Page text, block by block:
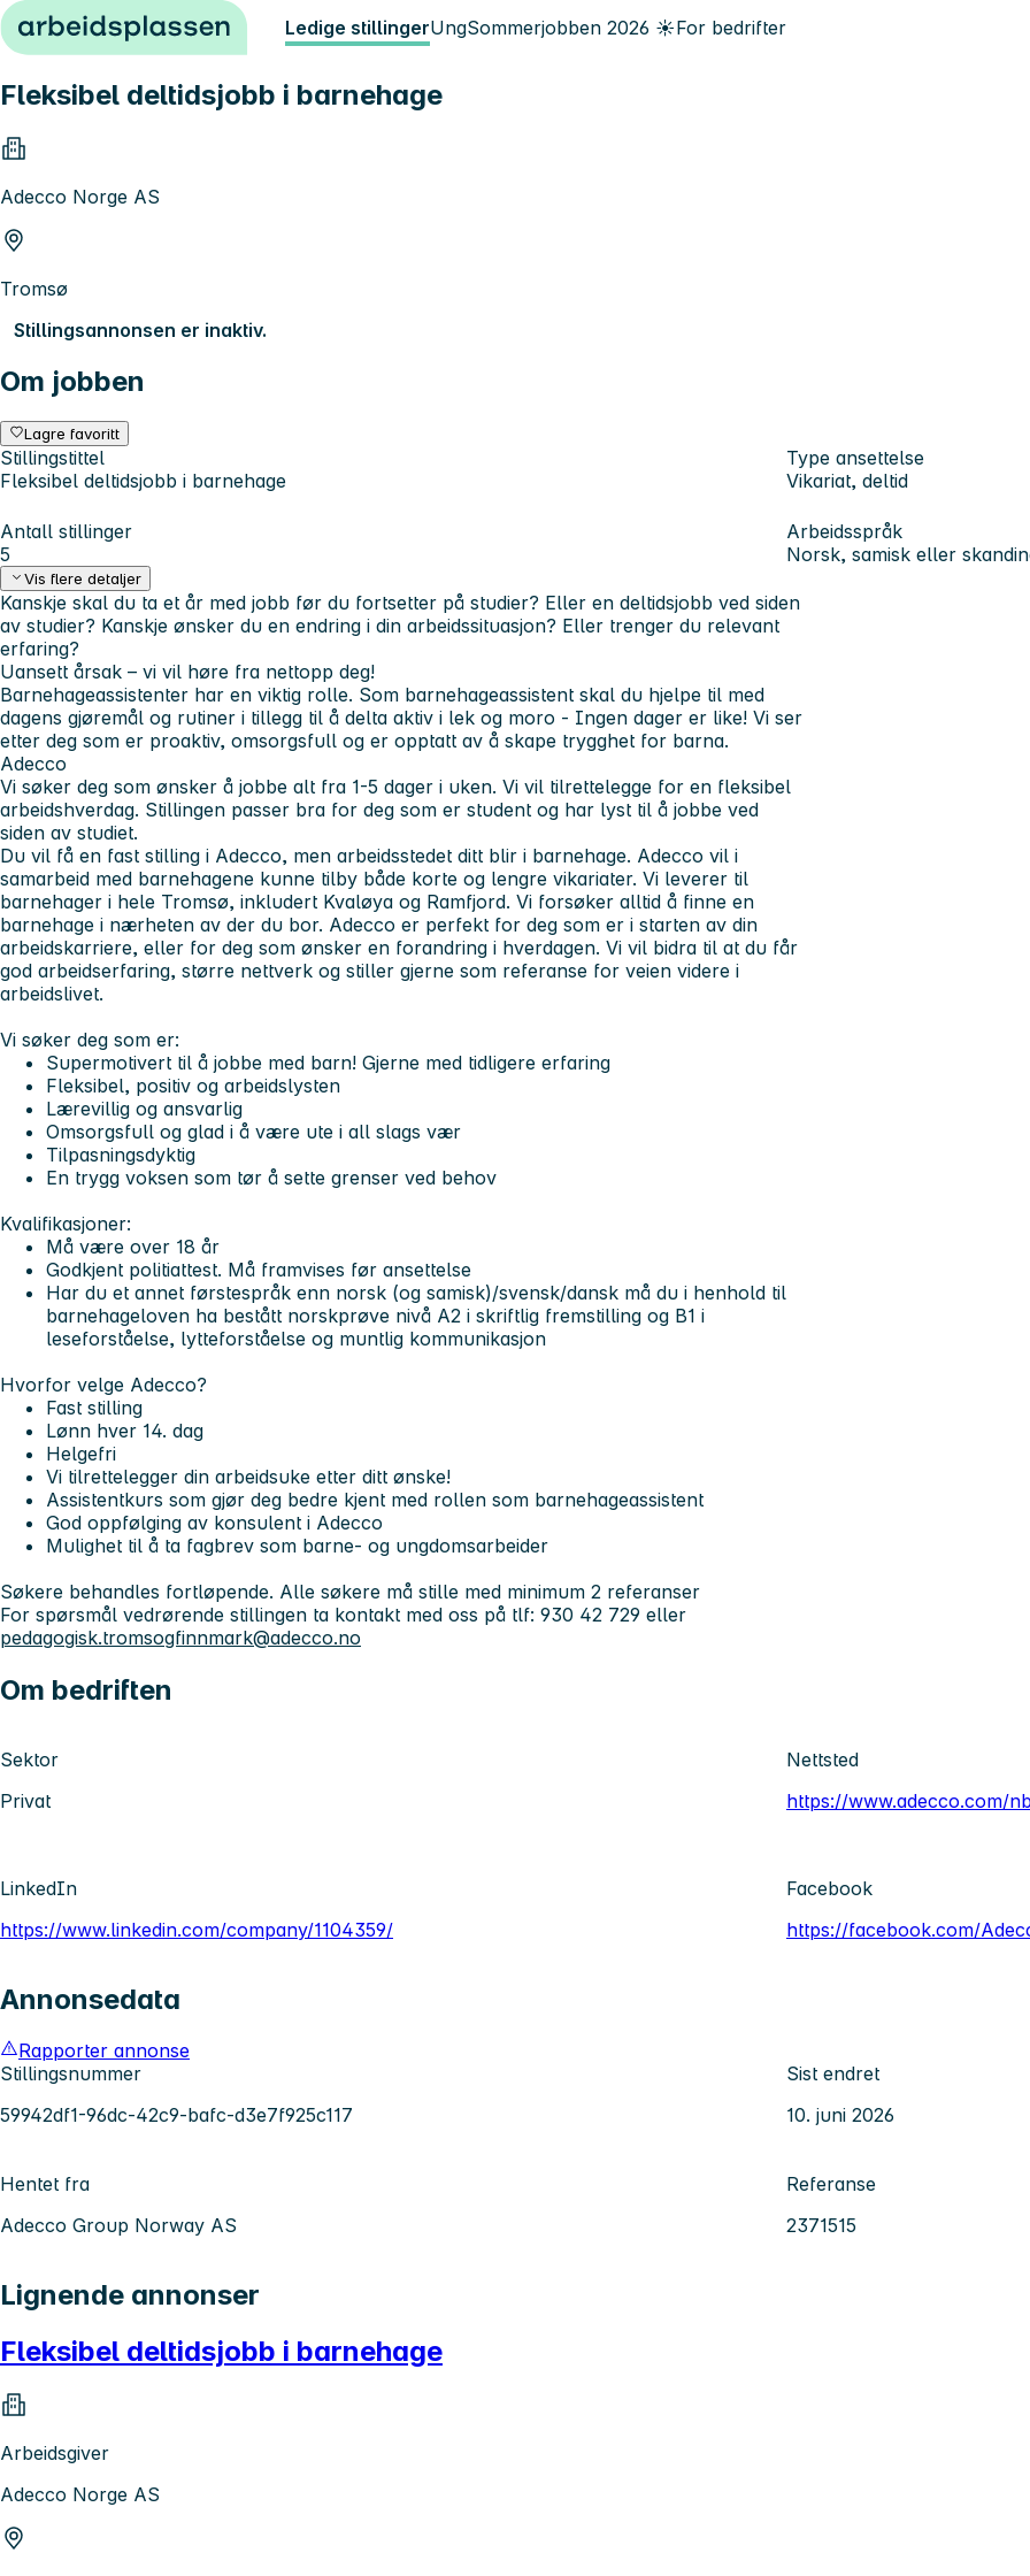
Hopp til innhold Ledige stillingerUngSommerjobben 2026 ☀️For bedrifter
Fleksibel deltidsjobb i barnehage
Adecco Norge AS
Tromsø
Stillingsannonsen er inaktiv.
Om jobben
Lagre favoritt
Stillingstittel
Fleksibel deltidsjobb i barnehage
Type ansettelse
Vikariat, deltid
Antall stillinger
5
Arbeidsspråk
Norsk, samisk eller
Vis flere detaljer
Kanskje skal du ta et år med jobb før du fortsetter på studier? Eller en deltidsjobb ved siden
av studier? Kanskje ønsker du en endring i din arbeidssituasjon? Eller trenger du relevant
erfaring?
Uansett årsak – vi vil høre fra nettopp deg!
Barnehageassistenter har en viktig rolle. Som barnehageassistent skal du hjelpe til med
dagens gjøremål og rutiner i tillegg til å delta aktiv i lek og moro - Ingen dager er like! Vi ser
etter deg som er proaktiv, omsorgsfull og er opptatt av å skape trygghet for barna.
Adecco
Vi søker deg som ønsker å jobbe alt fra 1-5 dager i uken. Vi vil tilrettelegge for en fleksibel
arbeidshverdag. Stillingen passer bra for deg som er student og har lyst til å jobbe ved
siden av studiet.
Du vil få en fast stilling i Adecco, men arbeidsstedet ditt blir i barnehage. Adecco vil i
samarbeid med barnehagene kunne tilby både korte og lengre vikariater. Vi leverer til
barnehager i hele Tromsø, inkludert Kvaløya og Ramfjord. Vi forsøker alltid å finne en
barnehage i nærheten av der du bor. Adecco er perfekt for deg som er i starten av din
arbeidskarriere, eller for deg som ønsker en forandring i hverdagen. Vi vil bidra til at du får
god arbeidserfaring, større nettverk og stiller gjerne som referanse for veien videre i
arbeidslivet.
Vi søker deg som er:
Supermotivert til å jobbe med barn! Gjerne med tidligere erfaring
Fleksibel, positiv og arbeidslysten
Lærevillig og ansvarlig
Omsorgsfull og glad i å være ute i all slags vær
Tilpasningsdyktig
En trygg voksen som tør å sette grenser ved behov
Kvalifikasjoner:
Må være over 18 år
Godkjent politiattest. Må framvises før ansettelse
Har du et annet førstespråk enn norsk (og samisk)/svensk/dansk må du i henhold til
barnehageloven ha bestått norskprøve nivå A2 i skriftlig fremstilling og B1 i
leseforståelse, lytteforståelse og muntlig kommunikasjon
Hvorfor velge Adecco?
Fast stilling
Lønn hver 14. dag
Helgefri
Vi tilrettelegger din arbeidsuke etter ditt ønske!
Assistentkurs som gjør deg bedre kjent med rollen som barnehageassistent
God oppfølging av konsulent i Adecco
Mulighet til å ta fagbrev som barne- og ungdomsarbeider
Søkere behandles fortløpende. Alle søkere må stille med minimum 2 referanser
For spørsmål vedrørende stillingen ta kontakt med oss på tlf: 930 42 729 eller
pedagogisk.tromsogfinnmark@adecco.no
Om bedriften
Sektor
Privat
Nettsted
https://www.adecco.com/
LinkedIn
https://www.linkedin.com/company/1104359/
Facebook
https://facebook.com/
Annonsedata
Rapporter annonse
Stillingsnummer
59942df1-96dc-42c9-bafc-d3e7f925c117
Sist endret
10. juni 2026
Hentet fra
Adecco Group Norway AS
Referanse
2371515
Lignende annonser
Fleksibel deltidsjobb i barnehage
Arbeidsgiver
Adecco Norge AS